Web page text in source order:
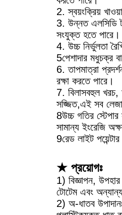
2. স্বয়ংক্রিয়
3. উন্নত এলসিডি
সংযুক্ত হতে পারে।
4. উচ্চ নির্ভুলতা
5পেশাদার মধুচক্র
6. তাপমাত্রা
রক্ষা করতে পারে।
7. বিলাসবহুল খরচ,
সজ্জিত,এই সব
8উচ্চ গতির
সামান্য ইংরেজি
9রেড লাইট
★ প্রয়োগঃ
1) বিজ্ঞাপন,
টোটেম এবং অন্যান্য
2) অ-ধাতব